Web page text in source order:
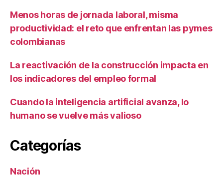
Menos horas de jornada laboral, misma
productividad: el reto que enfrentan las pymes
colombianas
La reactivación de la construcción impacta en
los indicadores del empleo formal
Cuando la inteligencia artificial avanza, lo
humano se vuelve más valioso
Categorías
Nación